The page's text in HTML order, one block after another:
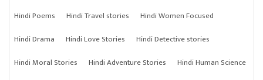
Hindi Poems
Hindi Travel stories
Hindi Women Focused
Hindi Drama
Hindi Love Stories
Hindi Detective stories
Hindi Moral Stories
Hindi Adventure Stories
Hindi Human Science